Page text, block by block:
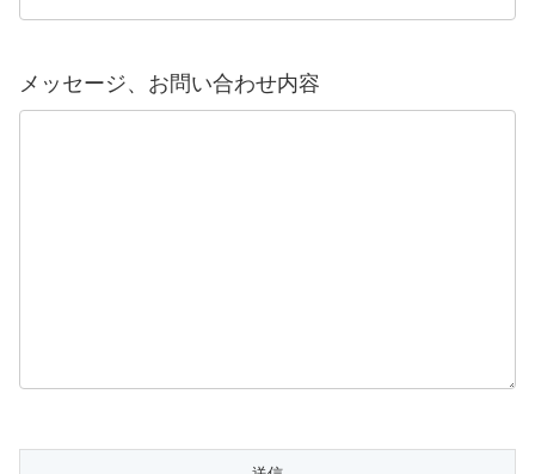
メッセージ、お問い合わせ内容